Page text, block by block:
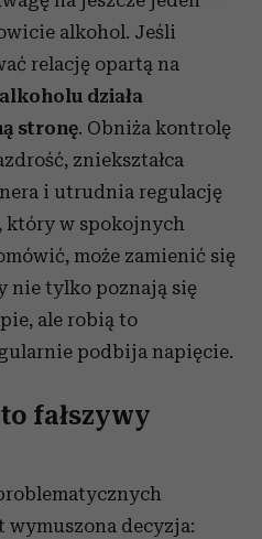
do spersonalizowania treści
społecznościowe i
Informacje o tym, jak
udostępniamy partnerom
i analitycznym.
informacje z innymi danymi
podczas
alkohol. Jeśli
relację opartą na
działa
stronę. Obniża kontrolę
zniekształca
i utrudnia regulację
który w spokojnych
może zamienić się
nie tylko poznają się
ale robią to
podbija napięcie.
to fałszywy
wymuszona decyzja: